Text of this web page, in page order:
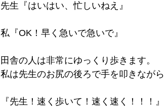
先生『はいはい、忙しいねえ』
私『OK！早く急いで急いで』
田舎の人は非常にゆっくり歩きます。
私は先生のお尻の後ろで手を叩きながら
『先生！速く歩いて！速く速く！！！』